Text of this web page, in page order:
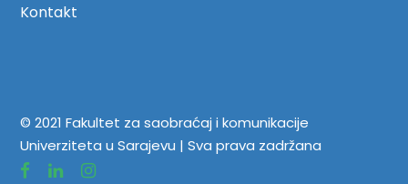
Kontakt
© 2021 Fakultet za saobraćaj i komunikacije
Univerziteta u Sarajevu | Sva prava zadržana